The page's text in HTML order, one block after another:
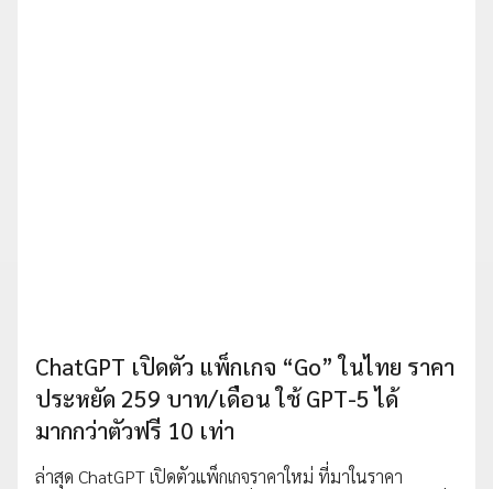
ChatGPT เปิดตัว แพ็กเกจ “Go” ในไทย ราคา
ประหยัด 259 บาท/เดือน ใช้ GPT-5 ได้
มากกว่าตัวฟรี 10 เท่า
ล่าสุด ChatGPT เปิดตัวแพ็กเกจราคาใหม่ ที่มาในราคา